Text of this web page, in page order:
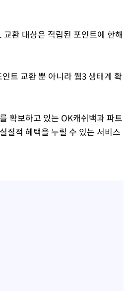
환 대상은 적립된 포인트에 한해
트 교환 뿐 아니라 웹3 생태계 확
확보하고 있는 OK캐쉬백과 파트
질적 혜택을 누릴 수 있는 서비스